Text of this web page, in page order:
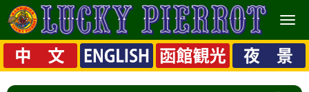
メ
ニ
ュ
ー